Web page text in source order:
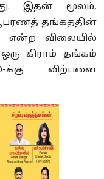
இதன் மூலம்,
தங்கத்தின்
என்ற விலையில்
கிராம் தங்கம்
க்கு விற்பனை